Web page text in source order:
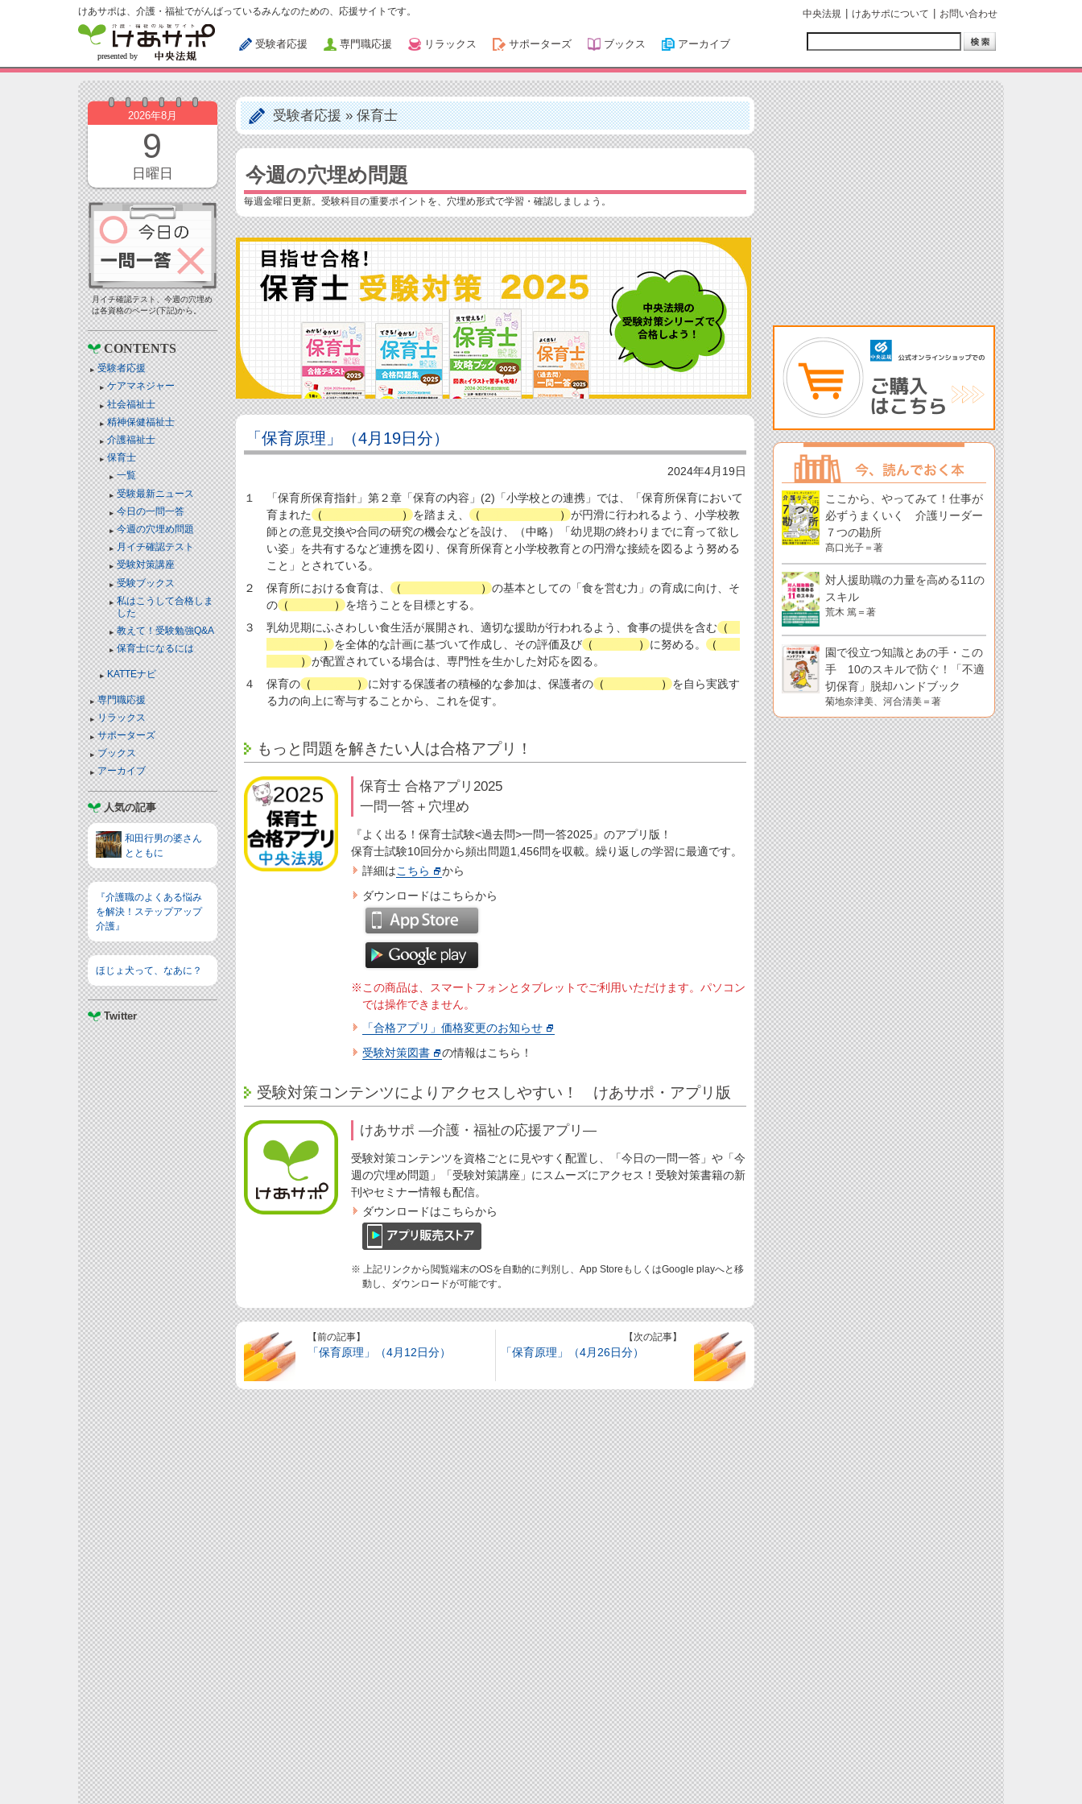
けあサポは、介護・福祉でがんばっているみんなのための、応援サイトです。
受験者応援 専門職応援 リラックス サポーターズ ブックス アーカイブ
中央法規 けあサポについて お問い合わせ
2026年8月
9
日曜日
月イチ確認テスト、今週の穴埋め
は各資格のページ(下記)から。
CONTENTS
受験者応援
ケアマネジャー
社会福祉士
精神保健福祉士
介護福祉士
保育士
一覧
受験最新ニュース
今日の一問一答
今週の穴埋め問題
月イチ確認テスト
受験対策講座
受験ブックス
私はこうして合格しま
した
教えて！受験勉強Q&A
保育士になるには
KATTEナビ
専門職応援
リラックス
サポーターズ
ブックス
アーカイブ
人気の記事
和田行男の婆さん
とともに
『介護職のよくある悩み
を解決！ステップアップ
介護』
ほじょ犬って、なあに？
Twitter
受験者応援»保育士
今週の穴埋め問題
毎週金曜日更新。受験科目の重要ポイントを、穴埋め形式で学習・確認しましょう。
「保育原理」（4月19日分）
2024年4月19日
１ 「保育所保育指針」第２章「保育の内容」(2)「小学校との連携」では、「保育所保育において
育まれた（ ）を踏まえ、（ ）が円滑に行われるよう、小学校教
師との意見交換や合同の研究の機会などを設け、（中略）「幼児期の終わりまでに育って欲し
い姿」を共有するなど連携を図り、保育所保育と小学校教育との円滑な接続を図るよう努める
こと」とされている。
２ 保育所における食育は、 （ ）の基本としての「食を営む力」の育成に向け、そ
の（ ）を培うことを目標とする。
３ 乳幼児期にふさわしい食生活が展開され、適切な援助が行われるよう、食事の提供を含む（
）を全体的な計画に基づいて作成し、その評価及び（ ）に努める。（
）が配置されている場合は、専門性を生かした対応を図る。
４ 保育の（ ）に対する保護者の積極的な参加は、保護者の（ ）を自ら実践す
る力の向上に寄与することから、これを促す。
もっと問題を解きたい人は合格アプリ！
保育士 合格アプリ2025
一問一答＋穴埋め
『よく出る！保育士試験<過去問>一問一答2025』のアプリ版！
保育士試験10回分から頻出問題1,456問を収載。繰り返しの学習に最適です。
詳細はこちら
から
ダウンロードはこちらから
※この商品は、スマートフォンとタブレットでご利用いただけます。パソコン
では操作できません。
「合格アプリ」価格変更のお知らせ
受験対策図書
の情報はこちら！
受験対策コンテンツによりアクセスしやすい！ けあサポ・アプリ版
けあサポ ―介護・福祉の応援アプリ―
受験対策コンテンツを資格ごとに見やすく配置し、「今日の一問一答」や「今
週の穴埋め問題」「受験対策講座」にスムーズにアクセス！受験対策書籍の新
刊やセミナー情報も配信。
ダウンロードはこちらから
※ 上記リンクから閲覧端末のOSを自動的に判別し、App StoreもしくはGoogle playへと移
動し、ダウンロードが可能です。
【前の記事】
「保育原理」（4月12日分）
【次の記事】
「保育原理」（4月26日分）
ここから、やってみて！仕事が
必ずうまくいく 介護リーダー
７つの勘所
髙口光子＝著
対人援助職の力量を高める11の
スキル
荒木 篤＝著
園で役立つ知識とあの手・この
手 10のスキルで防ぐ！「不適
切保育」脱却ハンドブック
菊地奈津美、河合清美＝著